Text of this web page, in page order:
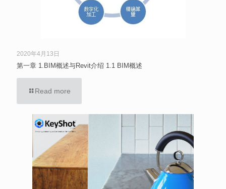
2020年4月13日
第一章 1.BIM概述与Revit介绍 1.1 BIM概述
Read more